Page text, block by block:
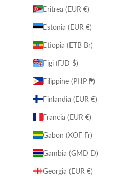
Eritrea (EUR €)
Estonia (EUR €)
Etiopia (ETB Br)
Figi (FJD $)
Filippine (PHP ₱)
Finlandia (EUR €)
Francia (EUR €)
Gabon (XOF Fr)
Gambia (GMD D)
Georgia (EUR €)